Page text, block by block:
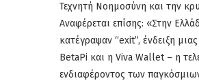
Τεχνητή Νοημοσύνη και την
Αναφέρεται επίσης: «Στην
κατέγραψαν “exit”, ένδειξη
BetaPi και η Viva Wallet – η
ενδιαφέροντος των